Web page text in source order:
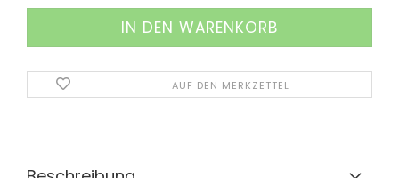
AUF DEN MERKZETTEL